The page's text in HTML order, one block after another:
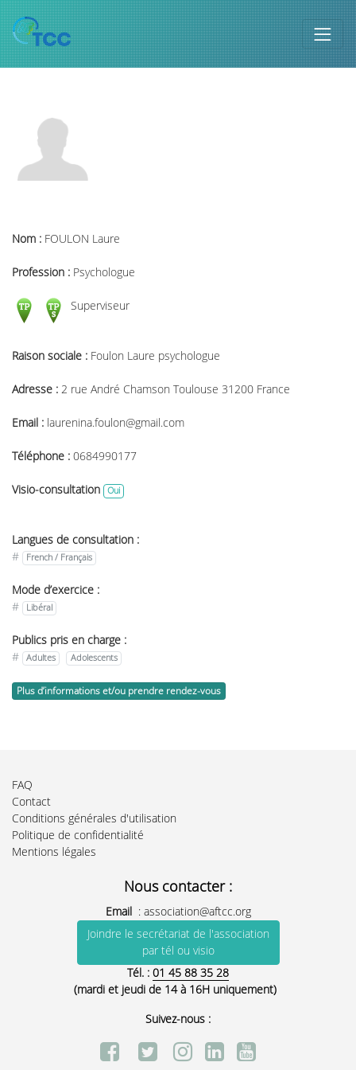
Nom : FOULON Laure
Profession : Psychologue
Superviseur
Raison sociale : Foulon Laure psychologue
Adresse : 2 rue André Chamson Toulouse 31200 France
Email : laurenina.foulon@gmail.com
Téléphone : 0684990177
Visio-consultation Oui
Langues de consultation :
#
French / Français
Mode d’exercice :
#
Libéral
Publics pris en charge :
#
Adultes Adolescents
Plus d’informations et/ou prendre rendez-vous
FAQ
Contact
Conditions générales d'utilisation
Politique de confidentialité
Mentions légales
Nous contacter :
Email : association@aftcc.org
Joindre le secrétariat de l'association
par tél ou visio
Tél. : 01 45 88 35 28
(mardi et jeudi de 14 à 16H uniquement)
Suivez-nous :